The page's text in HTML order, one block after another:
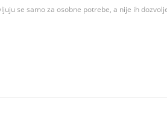
se samo za osobne potrebe, a nije ih